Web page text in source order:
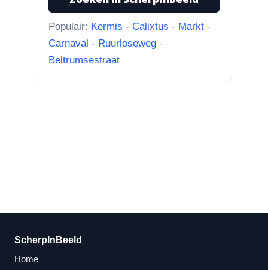
Populair: Kermis - Calixtus - Markt -
Carnaval - Ruurloseweg -
Beltrumsestraat
ScherpInBeeld
Home